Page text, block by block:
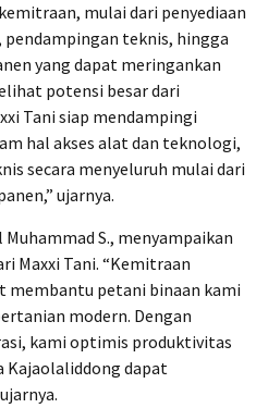
mulai dari penyediaan
teknis, hingga
yang dapat meringankan
potensi besar dari
Tani siap mendampingi
hal akses alat dan teknologi,
secara menyeluruh mulai dari
ujarnya.
S., menyampaikan
Maxxi Tani. “Kemitraan
membantu petani binaan kami
modern. Dengan
kami optimis produktivitas
Kajaolaliddong dapat